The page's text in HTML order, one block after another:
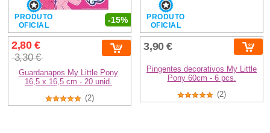
-15%
PRODUTO
OFICIAL
2,80 €
3,30 €
Guardanapos My Little Pony
16,5 x 16,5 cm - 20 unid.
(2)
PRODUTO
OFICIAL
3,90 €
Pingentes decorativos My Little
Pony 60cm - 6 pcs.
(2)